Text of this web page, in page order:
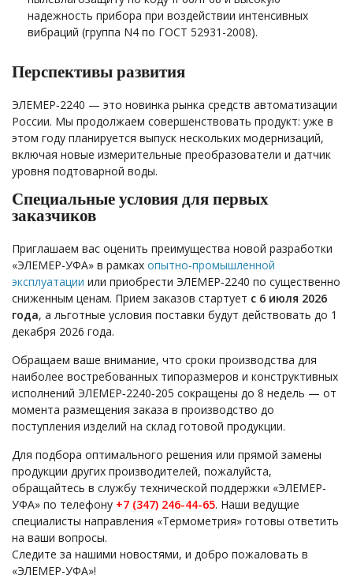
надежность прибора при воздействии интенсивных
вибраций (группа N4 по ГОСТ 52931-2008).
Перспективы развития
ЭЛЕМЕР‑2240 — это новинка рынка средств автоматизации
России. Мы продолжаем совершенствовать продукт: уже в
этом году планируется выпуск нескольких модернизаций,
включая новые измерительные преобразователи и датчик
уровня подтоварной воды.
Специальные условия для первых
заказчиков
Приглашаем вас оценить преимущества новой разработки
«ЭЛЕМЕР-УФА» в рамках опытно-промышленной
эксплуатации или приобрести ЭЛЕМЕР‑2240 по существенно
сниженным ценам. Прием заказов стартует с 6 июля 2026
года, а льготные условия поставки будут действовать до 1
декабря 2026 года.
Обращаем ваше внимание, что сроки производства для
наиболее востребованных типоразмеров и конструктивных
исполнений ЭЛЕМЕР‑2240‑205 сокращены до 8 недель — от
момента размещения заказа в производство до
поступления изделий на склад готовой продукции.
Для подбора оптимального решения или прямой замены
продукции других производителей, пожалуйста,
обращайтесь в службу технической поддержки «ЭЛЕМЕР-
УФА» по телефону +7 (347) 246-44-65. Наши ведущие
специалисты направления «Термометрия» готовы ответить
на ваши вопросы.
Следите за нашими новостями, и добро пожаловать в
«ЭЛЕМЕР-УФА»!